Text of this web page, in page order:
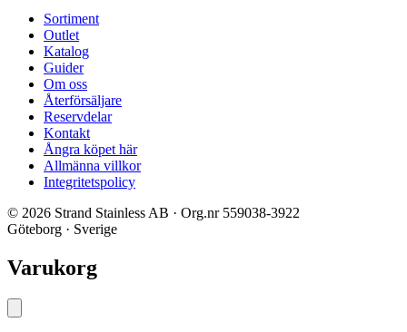
Sortiment
Outlet
Katalog
Guider
Om oss
Återförsäljare
Reservdelar
Kontakt
Ångra köpet här
Allmänna villkor
Integritetspolicy
© 2026 Strand Stainless AB · Org.nr 559038-3922
Göteborg · Sverige
Varukorg